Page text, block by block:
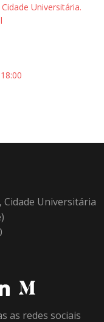
Universitária.
Cidade Universitária
as redes sociais